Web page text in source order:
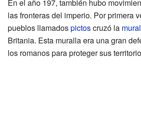
En el año 197, también hubo
las fronteras del imperio. Por primera
pueblos llamadospictoscruzó la
Britania. Esta muralla era una gran
los romanos para proteger sus